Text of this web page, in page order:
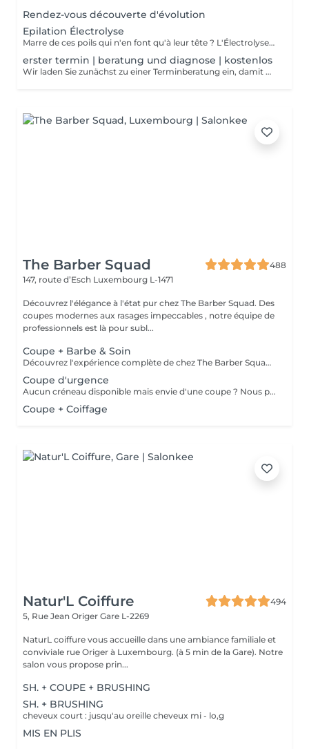
Rendez-vous découverte d'évolution
Epilation Électrolyse
Marre de ces poils qui n'en font qu'à leur tête ? L'Électrolyse est l'unique méthode reconnue comme 100% définitive, poil par poil. Elle neutralise tout, même les poils blonds, blancs ou ceux que le laser a ratés. C'est précis, c'est permanent. Le prix s'ajuste à la minute : vous ne payez que le temps vraiment nécessaire.
erster termin | beratung und diagnose | kostenlos
Wir laden Sie zunächst zu einer Terminberatung ein, damit wir eine detaillierte Diagnose stellen können! Wir finden gemeinsam mit Ihnen die passende Lösung, damit Ihre endgültige Haarentfernung zum Erfolg wird.
The Barber Squad
488
147, route d’Esch Luxembourg L-1471
Découvrez l'élégance à l'état pur chez The Barber Squad. Des
coupes modernes aux rasages impeccables , notre équipe de
professionnels est là pour subl...
Coupe + Barbe & Soin
Découvrez l'expérience complète de chez The Barber Squad ! Shampooing & soins profonds + Coupe complète + Coiffage. Taille de Barbe & Contours à la lame & soins régénérant + Serviette Chaude & Froide + Nettoyage exfoliant du visage + Vapeur + Massage Relaxant + After Shave + Huile à barbe + Hydratation de la peau . Pour que votre expérience chez nous soit optimal , une boisson de votre choix vous est offerte !
Coupe d'urgence
Aucun créneau disponible mais envie d'une coupe ? Nous pouvons vous proposer un rendez-vous avant ou après nos horaires, ou durant la pause. Pour cette prestation, merci de contacter directement le shop.
Coupe + Coiffage
Natur'L Coiffure
494
5, Rue Jean Origer Gare L-2269
NaturL coiffure vous accueille dans une ambiance familiale et
conviviale rue Origer à Luxembourg. (à 5 min de la Gare). Notre
salon vous propose prin...
SH. + COUPE + BRUSHING
SH. + BRUSHING
cheveux court : jusqu'au oreille cheveux mi - lo,g
MIS EN PLIS